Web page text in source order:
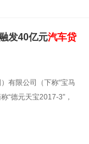
发40亿元汽车贷
有限公司（下称“宝马
称“德元天宝2017-3”，